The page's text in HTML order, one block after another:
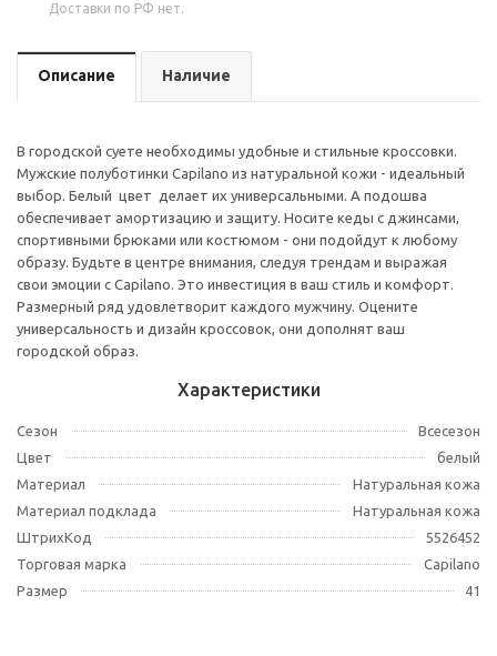
Доставки по РФ нет.
Описание Наличие
В городской суете необходимы удобные и стильные кроссовки.
Мужские полуботинки Capilano из натуральной кожи - идеальный
выбор. Белый цвет делает их универсальными. А подошва
обеспечивает амортизацию и защиту. Носите кеды с джинсами,
спортивными брюками или костюмом - они подойдут к любому
образу. Будьте в центре внимания, следуя трендам и выражая
свои эмоции с Capilano. Это инвестиция в ваш стиль и комфорт.
Размерный ряд удовлетворит каждого мужчину. Оцените
универсальность и дизайн кроссовок, они дополнят ваш
городской образ.
Характеристики
Сезон
Всесезон
Цвет
белый
Материал
Натуральная кожа
Материал подклада
Натуральная кожа
ШтрихКод
5526452
Торговая марка
Capilano
Размер
41